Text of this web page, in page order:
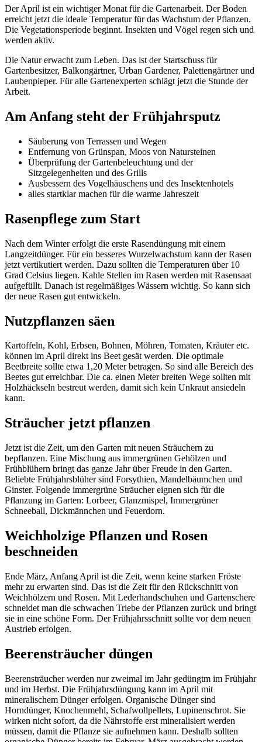
Der April ist ein wichtiger Monat für die Gartenarbeit. Der Boden
erreicht jetzt die ideale Temperatur für das Wachstum der Pflanzen.
Die Vegetationsperiode beginnt. Insekten und Vögel regen sich und
werden aktiv.
Die Natur erwacht zum Leben. Das ist der Startschuss für
Gartenbesitzer, Balkongärtner, Urban Gardener, Palettengärtner und
Laubenpieper. Für alle Gartenexperten schlägt jetzt die Stunde der
Arbeit.
Am Anfang steht der Frühjahrsputz
Säuberung von Terrassen und Wegen
Entfernung von Grünspan, Moos von Natursteinen
Überprüfung der Gartenbeleuchtung und der
Sitzgelegenheiten und des Grills
Ausbessern des Vogelhäuschens und des Insektenhotels
alles startklar machen für die warme Jahreszeit
Rasenpflege zum Start
Nach dem Winter erfolgt die erste Rasendüngung mit einem
Langzeitdünger. Für ein besseres Wurzelwachstum kann der Rasen
jetzt vertikutiert werden. Dazu sollten die Temperaturen über 10
Grad Celsius liegen. Kahle Stellen im Rasen werden mit Rasensaat
aufgefüllt. Danach ist regelmäßiges Wässern wichtig. So kann sich
der neue Rasen gut entwickeln.
Nutzpflanzen säen
Kartoffeln, Kohl, Erbsen, Bohnen, Möhren, Tomaten, Kräuter etc.
können im April direkt ins Beet gesät werden. Die optimale
Beetbreite sollte etwa 1,20 Meter betragen. So sind alle Bereich des
Beetes gut erreichbar. Die ca. einen Meter breiten Wege sollten mit
Holzhäckseln bestreut werden, damit sich kein Unkraut ansiedeln
kann.
Sträucher jetzt pflanzen
Jetzt ist die Zeit, um den Garten mit neuen Sträuchern zu
bepflanzen. Eine Mischung aus immergrünen Gehölzen und
Frühblühern bringt das ganze Jahr über Freude in den Garten.
Beliebte Frühjahrsblüher sind Forsythien, Mandelbäumchen und
Ginster. Folgende immergrüne Sträucher eignen sich für die
Pflanzung im Garten: Lorbeer, Glanzmispel, Immergrüner
Schneeball, Dickmännchen und Feuerdorn.
Weichholzige Pflanzen und Rosen
beschneiden
Ende März, Anfang April ist die Zeit, wenn keine starken Fröste
mehr zu erwarten sind. Das ist die Zeit für den Rückschnitt von
Weichhölzern und Rosen. Mit Lederhandschuhen und Gartenschere
schneidet man die schwachen Triebe der Pflanzen zurück und bringt
sie in eine schöne Form. Der Frühjahrsschnitt sollte vor dem neuen
Austrieb erfolgen.
Beerensträucher düngen
Beerensträucher werden nur zweimal im Jahr gedüngtm im Frühjahr
und im Herbst. Die Frühjahrsdüngung kann im April mit
mineralischem Dünger erfolgen. Organische Dünger sind
Horndünger, Knochenmehl, Schafwollpellets, Lupinenschrot. Sie
wirken nicht sofort, da die Nährstoffe erst mineralisiert werden
müssen, damit die Pflanze sie aufnehmen kann. Deshalb sollten